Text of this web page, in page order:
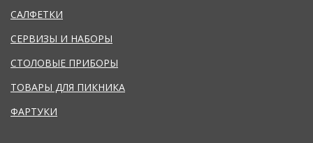
САЛФЕТКИ
СЕРВИЗЫ И НАБОРЫ
СТОЛОВЫЕ ПРИБОРЫ
ТОВАРЫ ДЛЯ ПИКНИКА
ФАРТУКИ